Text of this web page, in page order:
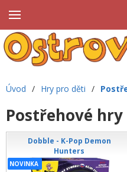
Úvod / Hry pro děti /
Postřehové hry
Dobble - K-Pop Demon
Hunters
NOVINKA